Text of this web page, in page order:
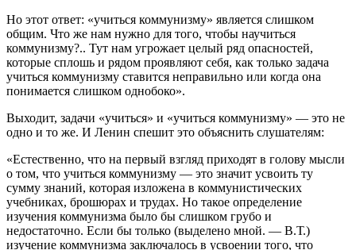
Но этот ответ: «учиться коммунизму» является слишком
общим. Что же нам нужно для того, чтобы научиться
коммунизму?.. Тут нам угрожает целый ряд опасностей,
которые сплошь и рядом проявляют себя, как только задача
учиться коммунизму ставится неправильно или когда она
понимается слишком однобоко».
Выходит, задачи «учиться» и «учиться коммунизму» — это не
одно и то же. И Ленин спешит это объяснить слушателям:
«Естественно, что на первый взгляд приходят в голову мысли
о том, что учиться коммунизму — это значит усвоить ту
сумму знаний, которая изложена в коммунистических
учебниках, брошюрах и трудах. Но такое определение
изучения коммунизма было бы слишком грубо и
недостаточно. Если бы только (выделено мной. — В.Т.)
изучение коммунизма заключалось в усвоении того, что